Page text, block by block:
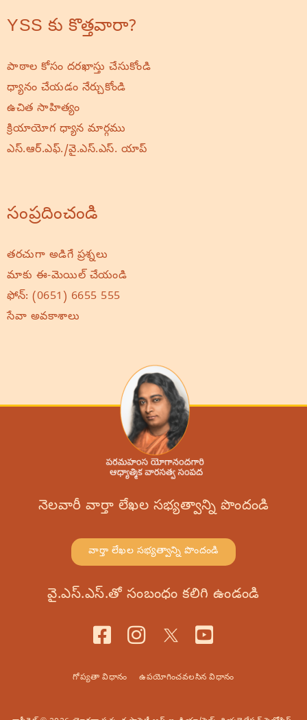
YSS కు కొత్తవారా?
పాఠాల కోసం దరఖాస్తు చేసుకోండి
ధ్యానం చేయడం నేర్చుకోండి
ఉచిత సాహిత్యం
క్రియాయోగ ధ్యాన మార్గము
ఎస్.ఆర్.ఎఫ్./వై.ఎస్.ఎస్. యాప్
సంప్రదించండి
తరచుగా అడిగే ప్రశ్నలు
మాకు ఈ-మెయిల్ చేయండి
ఫోన్: (0651) 6655 555
సేవా అవకాశాలు
నెలవారీ వార్తా లేఖల సభ్యత్వాన్ని పొందండి
వార్తా లేఖల సభ్యత్వాన్ని పొందండి
వై.ఎస్.ఎస్.తో సంబంధం కలిగి ఉండండి
గోప్యతా విధానం ఉపయోగించవలసిన విధానం